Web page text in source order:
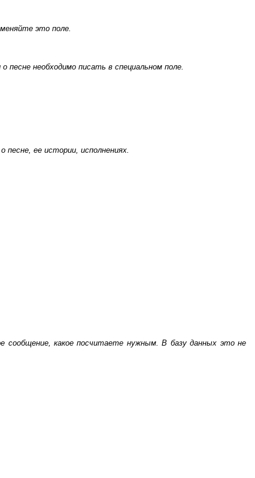
это поле.
необходимо писать в специальном поле.
ее истории, исполнениях.
какое посчитаете нужным. В базу данных это не